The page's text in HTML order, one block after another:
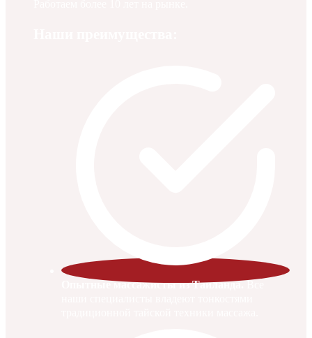
Опытные массажисты из Таиланда.Все